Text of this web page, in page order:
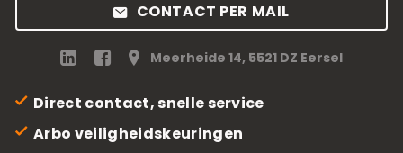
CONTACT PER MAIL
Meerheide 14, 5521 DZ Eersel
Direct contact, snelle service
Arbo veiligheidskeuringen